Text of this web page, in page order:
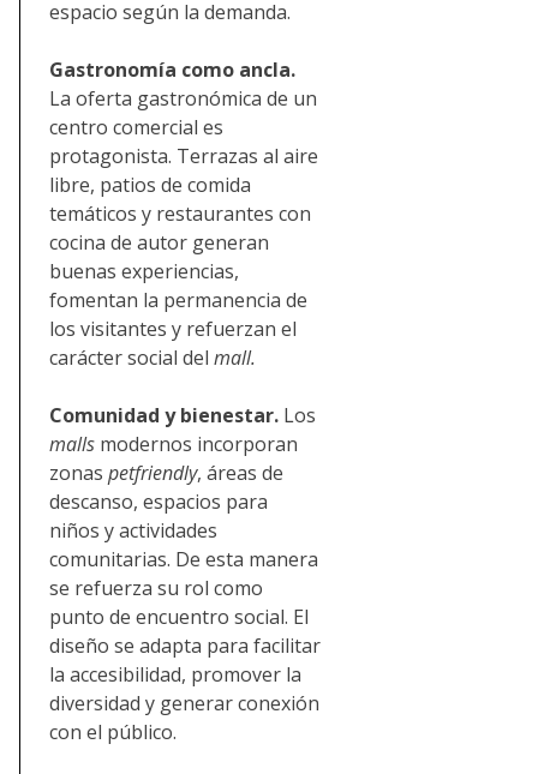
espacio según la demanda.
Gastronomía como ancla.
La oferta gastronómica de un
centro comercial es
protagonista. Terrazas al aire
libre, patios de comida
temáticos y restaurantes con
cocina de autor generan
buenas experiencias,
fomentan la permanencia de
los visitantes y refuerzan el
carácter social del mall.
Comunidad y bienestar. Los
malls modernos incorporan
zonas petfriendly, áreas de
descanso, espacios para
niños y actividades
comunitarias. De esta manera
se refuerza su rol como
punto de encuentro social. El
diseño se adapta para facilitar
la accesibilidad, promover la
diversidad y generar conexión
con el público.